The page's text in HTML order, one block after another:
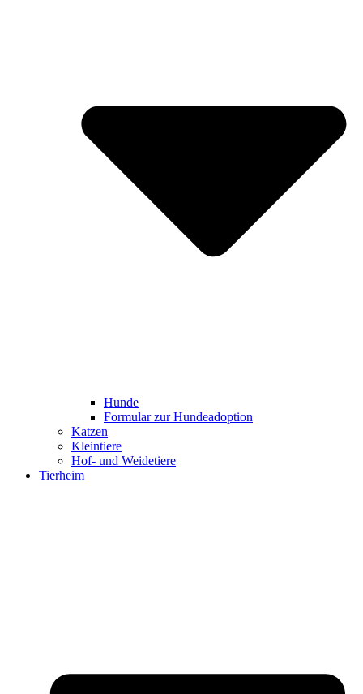
Hunde
Formular zur Hundeadoption
Katzen
Kleintiere
Hof- und Weidetiere
Tierheim